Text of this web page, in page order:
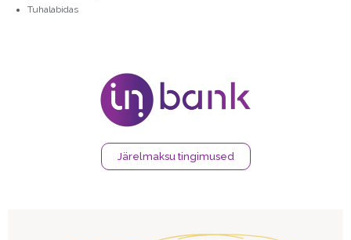
Tuhalabidas
Järelmaksu tingimused